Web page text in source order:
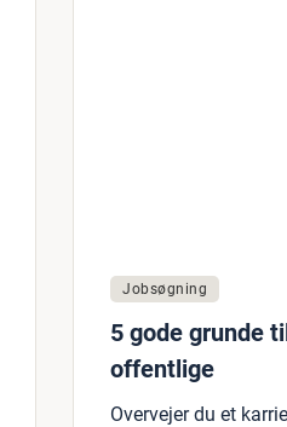
Jobsøgning
5 gode grunde
offentlige
Overvejer du et